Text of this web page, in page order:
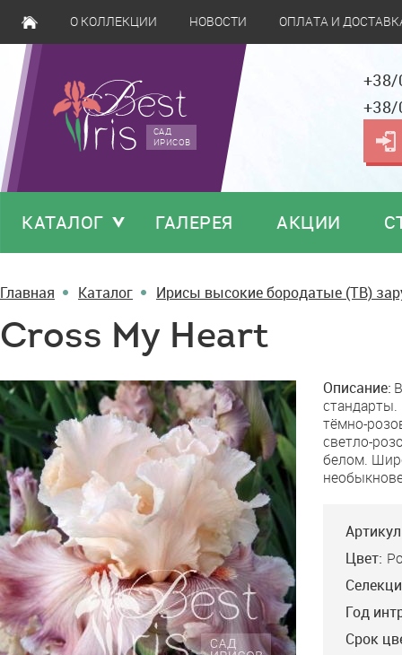
О КОЛЛЕКЦИИ НОВОСТИ ОПЛАТА И
САД
ИРИСОВ
КАТАЛОГ ГАЛЕРЕЯ АКЦИИ
Главная Каталог Ирисы высокие бородатые (TB)
Cross My Heart
Cross
My
Heart
Описание:
тёмно-
светло-
белом.
Цвет:
Год
Срок